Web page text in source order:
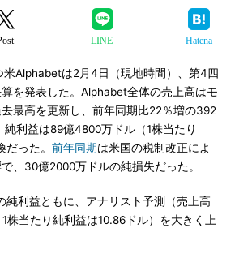
LINE Hatena
Alphabetは2月4日（現地時間）、第4四
を発表した。Alphabet全体の売上高はモ
最高を更新し、前年同期比22％増の392
利益は89億4800万ドル（1株当たり
った。 前年同期は米国の税制改正によ
、30億2000万ドルの純損失だった。
利益ともに、アナリスト予測（売上高
株当たり純利益は10.86ドル）を大きく上